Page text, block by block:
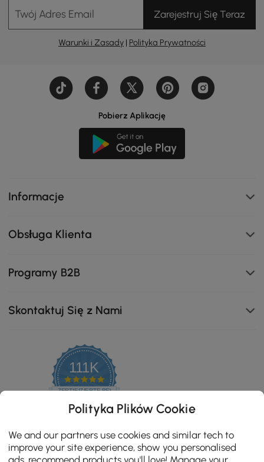
Wykonana z wysokiej jakości odpornego na warunki
atmosferyczne drewna tekowego, z ultramiękkimi,
ciepłymi białymi poduszkami, ta dwuosobowa sofa z
głębokim siedziskiem zapewnia komfort niczym chmura
osobową, obrotowym fotelem i stolikiem kawowym,
dostępnymi pojedynczo lub jako kompletny zestaw, aby
Twój Adres Email Zarejestruj Się Teraz
Warunki i Zasady | Polityka Prywatności
Pobierz Aplikację
Informacje
Obsługa Klienta
Programy B2B
Skontaktuj Się z Nami
111K
4.8
star
ZERTIFIZIERTE BEWERTUNGEN
Polityka Plików Cookie
We and our partners use cookies and similar tech to
improve your site experience, show you personalised
ads, recommend products you'll love! Manage your